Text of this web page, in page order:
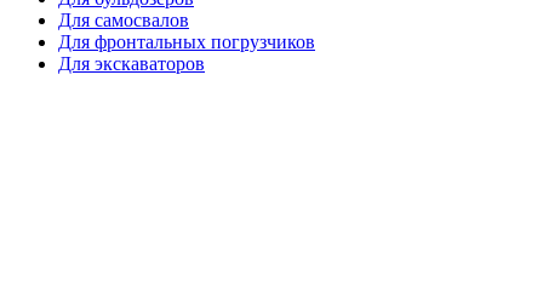
Для самосвалов
Для фронтальных погрузчиков
Для экскаваторов